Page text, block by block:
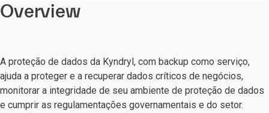
Overview
A proteção de dados da Kyndryl, com backup como serviço,
ajuda a proteger e a recuperar dados críticos de negócios,
monitorar a integridade de seu ambiente de proteção de dados
e cumprir as regulamentações governamentais e do setor.